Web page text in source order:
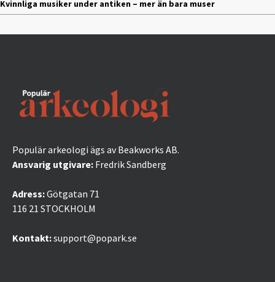
Kvinnliga musiker under antiken – mer än bara muser
Populär arkeologi ägs av Beakworks AB.
Ansvarig utgivare: Fredrik Sandberg
Adress:Götgatan 71
116 21 STOCKHOLM
Kontakt:support@popark.se